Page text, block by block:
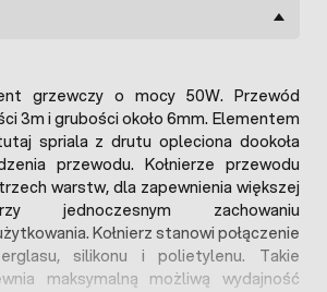
grzewczy o mocy 50W. Przewód
3m i grubości około 6mm. Elementem
spriala z drutu opleciona dookoła
przewodu. Kołnierze przewodu
warstw, dla zapewnienia większej
jednoczesnym zachowaniu
Kołnierz stanowi połączenie
silikonu i polietylenu. Takie
maksymalną możliwą wydajność